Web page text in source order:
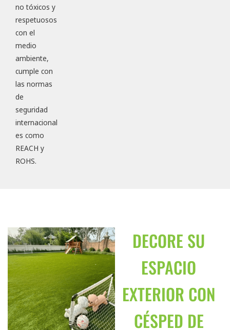
no tóxicos y
respetuosos
con el
medio
ambiente,
cumple con
las normas
de
seguridad
internacional
es como
REACH y
ROHS.
DECORE SU
ESPACIO
EXTERIOR CON
CÉSPED DE